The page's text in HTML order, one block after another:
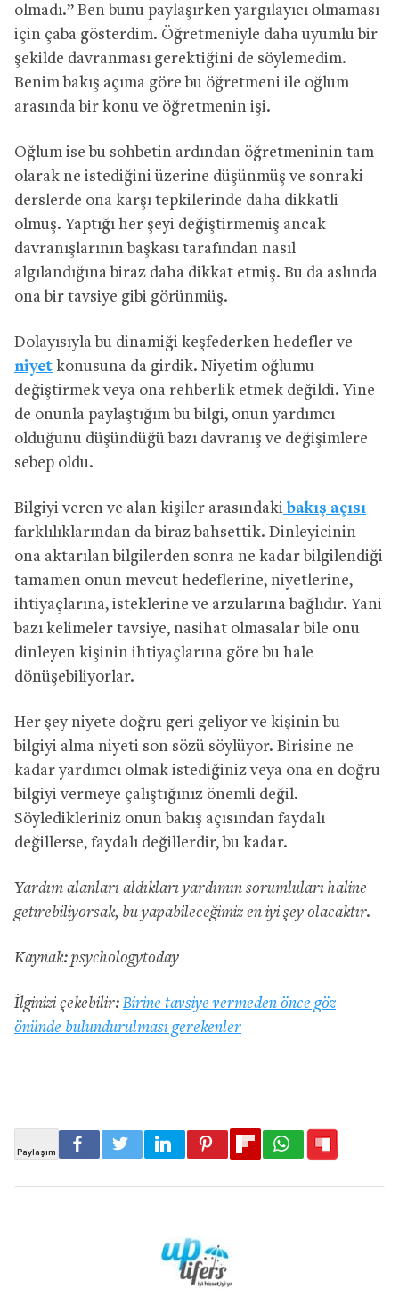
olmadı.” Ben bunu paylaşırken yargılayıcı olmaması
için çaba gösterdim. Öğretmeniyle daha uyumlu bir
şekilde davranması gerektiğini de söylemedim.
Benim bakış açıma göre bu öğretmeni ile oğlum
arasında bir konu ve öğretmenin işi.
Oğlum ise bu sohbetin ardından öğretmeninin tam
olarak ne istediğini üzerine düşünmüş ve sonraki
derslerde ona karşı tepkilerinde daha dikkatli
olmuş. Yaptığı her şeyi değiştirmemiş ancak
davranışlarının başkası tarafından nasıl
algılandığına biraz daha dikkat etmiş. Bu da aslında
ona bir tavsiye gibi görünmüş.
Dolayısıyla bu dinamiği keşfederken hedefler ve
niyet konusuna da girdik. Niyetim oğlumu
değiştirmek veya ona rehberlik etmek değildi. Yine
de onunla paylaştığım bu bilgi, onun yardımcı
olduğunu düşündüğü bazı davranış ve değişimlere
sebep oldu.
Bilgiyi veren ve alan kişiler arasındaki bakış açısı
farklılıklarından da biraz bahsettik. Dinleyicinin
ona aktarılan bilgilerden sonra ne kadar bilgilendiği
tamamen onun mevcut hedeflerine, niyetlerine,
ihtiyaçlarına, isteklerine ve arzularına bağlıdır. Yani
bazı kelimeler tavsiye, nasihat olmasalar bile onu
dinleyen kişinin ihtiyaçlarına göre bu hale
dönüşebiliyorlar.
Her şey niyete doğru geri geliyor ve kişinin bu
bilgiyi alma niyeti son sözü söylüyor. Birisine ne
kadar yardımcı olmak istediğiniz veya ona en doğru
bilgiyi vermeye çalıştığınız önemli değil.
Söyledikleriniz onun bakış açısından faydalı
değillerse, faydalı değillerdir, bu kadar.
Yardım alanları aldıkları yardımın sorumluları haline
getirebiliyorsak, bu yapabileceğimiz en iyi şey olacaktır.
Kaynak: psychologytoday
İlginizi çekebilir: Birine tavsiye vermeden önce göz
önünde bulundurulması gerekenler